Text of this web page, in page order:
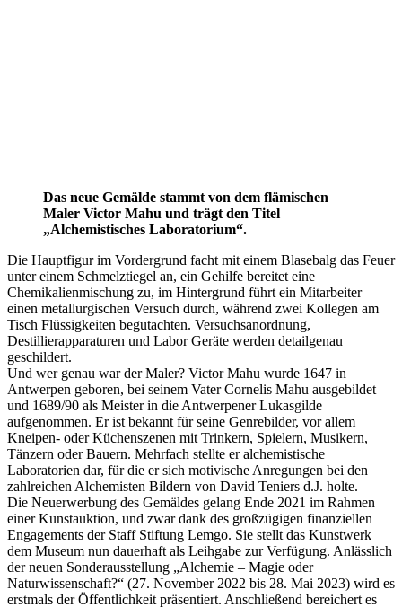
Das neue Gemälde stammt von dem flämischen
Maler Victor Mahu und trägt den Titel
„Alchemistisches Laboratorium“.
Die Hauptfigur im Vordergrund facht mit einem Blasebalg das Feuer
unter einem Schmelztiegel an, ein Gehilfe bereitet eine
Chemikalienmischung zu, im Hintergrund führt ein Mitarbeiter
einen metallurgischen Versuch durch, während zwei Kollegen am
Tisch Flüssigkeiten begutachten. Versuchsanordnung,
Destillierapparaturen und Labor Geräte werden detailgenau
geschildert.
Und wer genau war der Maler? Victor Mahu wurde 1647 in
Antwerpen geboren, bei seinem Vater Cornelis Mahu ausgebildet
und 1689/90 als Meister in die Antwerpener Lukasgilde
aufgenommen. Er ist bekannt für seine Genrebilder, vor allem
Kneipen- oder Küchenszenen mit Trinkern, Spielern, Musikern,
Tänzern oder Bauern. Mehrfach stellte er alchemistische
Laboratorien dar, für die er sich motivische Anregungen bei den
zahlreichen Alchemisten Bildern von David Teniers d.J. holte.
Die Neuerwerbung des Gemäldes gelang Ende 2021 im Rahmen
einer Kunstauktion, und zwar dank des großzügigen finanziellen
Engagements der Staff Stiftung Lemgo. Sie stellt das Kunstwerk
dem Museum nun dauerhaft als Leihgabe zur Verfügung. Anlässlich
der neuen Sonderausstellung „Alchemie – Magie oder
Naturwissenschaft?“ (27. November 2022 bis 28. Mai 2023) wird es
erstmals der Öffentlichkeit präsentiert. Anschließend bereichert es